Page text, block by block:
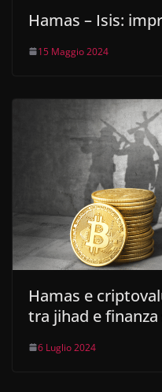
Hamas – Isis:
15 Maggio 2024
Hamas e
tra jihad e
6 Luglio 2024